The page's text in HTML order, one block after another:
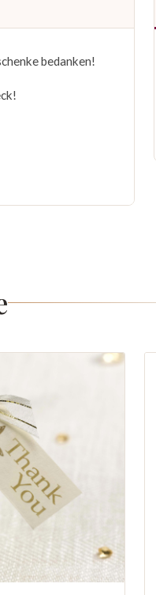
bedanken!